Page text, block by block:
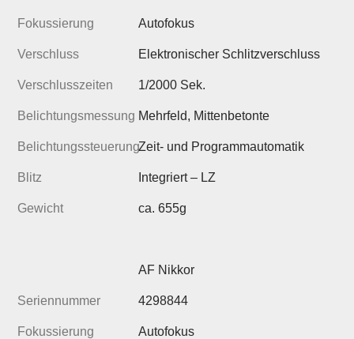
Fokussierung Autofokus
Verschluss Elektronischer Schlitzverschluss
Verschlusszeiten 1/2000 Sek.
Belichtungsmessung Mehrfeld, Mittenbetonte
BelichtungssteuerungZeit- und Programmautomatik
Blitz Integriert – LZ
Gewicht ca. 655g
AF Nikkor
Seriennummer 4298844
Fokussierung Autofokus